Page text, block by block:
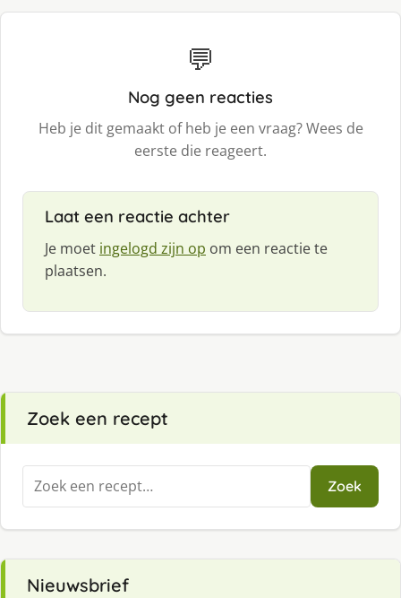
💬
Nog geen reacties
Heb je dit gemaakt of heb je een vraag? Wees de
eerste die reageert.
Laat een reactie achter
Je moet ingelogd zijn op om een reactie te
plaatsen.
Zoek een recept
Zoeken
naar:
Zoek
Nieuwsbrief